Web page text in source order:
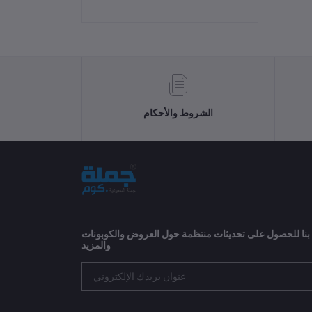
الشروط والأحكام
بنا للحصول على تحديثات منتظمة حول العروض والكوبونات
والمزيد